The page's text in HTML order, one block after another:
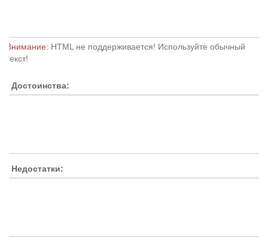
Внимание: HTML не поддерживается! Используйте обычный
текст!
Достоинства:
Недостатки: